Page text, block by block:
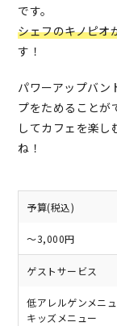
です。
シェフのキノピオ
す！
パワーアップバン
プをためることが
してカフェを楽
ね！
予算(税込)
～3,000円
ゲストサービス
低アレルゲンメニ
キッズメニュー